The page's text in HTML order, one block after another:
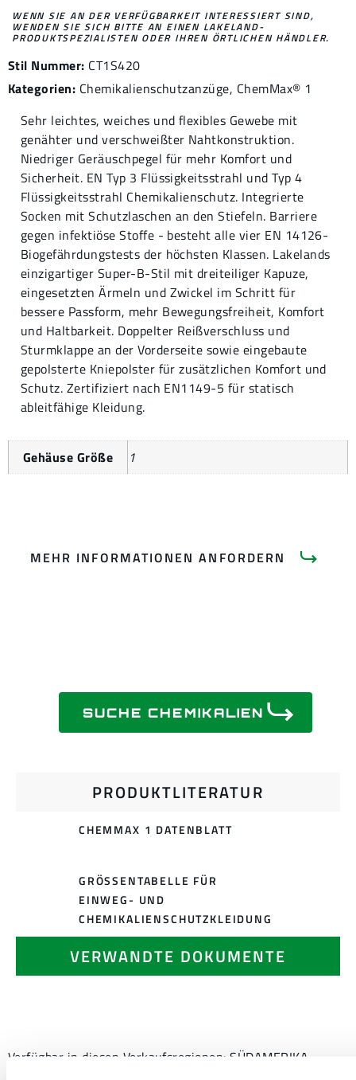
WENN SIE AN DER VERFÜGBARKEIT INTERESSIERT SIND,
WENDEN SIE SICH BITTE AN EINEN LAKELAND-
PRODUKTSPEZIALISTEN ODER IHREN ÖRTLICHEN HÄNDLER.
Stil Nummer: CT1S420
Kategorien: Chemikalienschutzanzüge, ChemMax® 1
Sehr leichtes, weiches und flexibles Gewebe mit
genähter und verschweißter Nahtkonstruktion.
Niedriger Geräuschpegel für mehr Komfort und
Sicherheit. EN Typ 3 Flüssigkeitsstrahl und Typ 4
Flüssigkeitsstrahl Chemikalienschutz. Integrierte
Socken mit Schutzlaschen an den Stiefeln. Barriere
gegen infektiöse Stoffe - besteht alle vier EN 14126-
Biogefährdungstests der höchsten Klassen. Lakelands
einzigartiger Super-B-Stil mit dreiteiliger Kapuze,
eingesetzten Ärmeln und Zwickel im Schritt für
bessere Passform, mehr Bewegungsfreiheit, Komfort
und Haltbarkeit. Doppelter Reißverschluss und
Sturmklappe an der Vorderseite sowie eingebaute
gepolsterte Kniepolster für zusätzlichen Komfort und
Schutz. Zertifiziert nach EN1149-5 für statisch
ableitfähige Kleidung.
Gehäuse Größe 1
MEHR INFORMATIONEN ANFORDERN
SUCHE CHEMIKALIEN
PRODUKTLITERATUR
VERWANDTE DOKUMENTE
CHEMMAX 1 DATENBLATT
GRÖSSENTABELLE FÜR E
INWEG- UND C
HEMIKALIENSCHUTZKLEIDUNG
Verfügbar in diesen Verkaufsregionen: SÜDAMERIKA,